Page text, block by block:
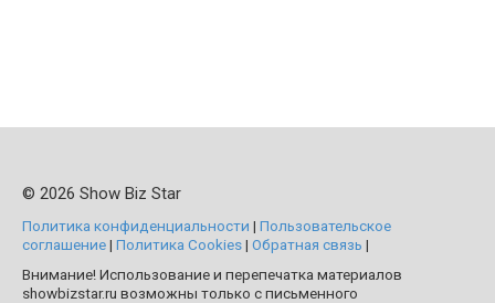
© 2026 Show Biz Star
Политика конфиденциальности | Пользовательское
соглашение| Политика Cookies| Обратная связь |
Внимание! Использование и перепечатка материалов
showbizstar.ru возможны только с письменного